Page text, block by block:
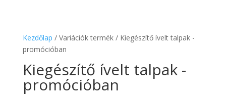
Kezdőlap / Variációk termék / Kiegészítő ívelt talpak -
promócióban
Kiegészítő ívelt talpak -
promócióban